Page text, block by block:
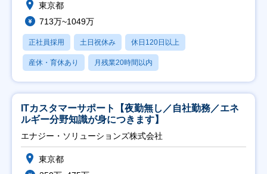
東京都
713万~1049万
正社員採用 土日祝休み 休日120日以上
産休・育休あり 月残業20時間以内
ITカスタマーサポート【夜勤無し／自社勤務／エネ
ルギー分野知識が身につきます】
エナジー・ソリューションズ株式会社
東京都